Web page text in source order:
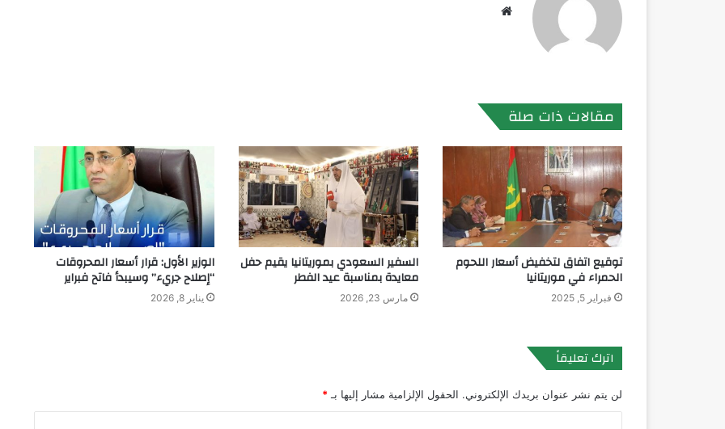
مقالات ذات صلة
توقيع اتفاق لتخفيض أسعار اللحوم
الحمراء في موريتانيا
فبراير 5, 2025
السفير السعودي بموريتانيا يقيم حفل
معايدة بمناسبة عيد الفطر
مارس 23, 2026
الوزير الأول: قرار أسعار المحروقات
“إصلاح جريء” وسيبدأ فاتح فبراير
يناير 8, 2026
اترك تعليقاً
لن يتم نشر عنوان بريدك الإلكتروني. الحقول الإلزامية مشار إليها بـ *